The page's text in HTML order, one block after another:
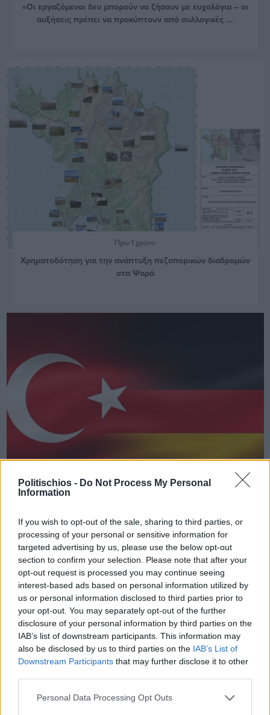
Politischios - Do Not Process My Personal
Information
If you wish to opt-out of the sale, sharing to third parties, or
processing of your personal or sensitive information for
targeted advertising by us, please use the below opt-out
section to confirm your selection. Please note that after your
opt-out request is processed you may continue seeing
interest-based ads based on personal information utilized by
us or personal information disclosed to third parties prior to
your opt-out. You may separately opt-out of the further
disclosure of your personal information by third parties on the
IAB’s list of downstream participants. This information may
also be disclosed by us to third parties on the IAB’s List of
Downstream Participants that may further disclose it to other
Personal Data Processing Opt Outs
«Οι εργαζόμενοι δεν μπορούν να ζήσουν με ευχολόγια – οι
αυξήσεις πρέπει να προκύπτουν από συλλογικές ...
Πριν 1 χρόνο
Χρηματοδότηση για την ανάπτυξη πεζοπορικών διαδρομών
στα Ψαρά